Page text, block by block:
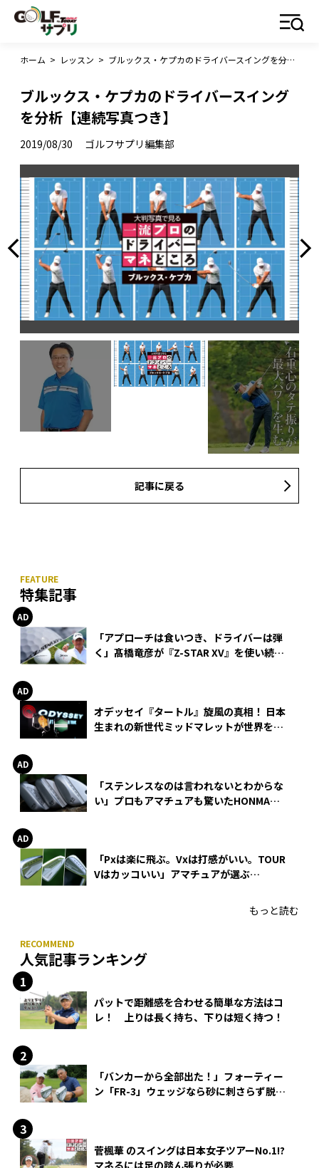
ホーム > レッスン > ブルックス・ケプカのドライバースイングを分析【連続写真つき】
ブルックス・ケプカのドライバースイング
を分析【連続写真つき】
2019/08/30 ゴルフサプリ編集部
記事に戻る
特集記事
「アプローチは食いつき、ドライバーは弾
く」髙橋竜彦が『Z-STAR XV』を使い続け
オデッセイ『タートル』旋風の真相！ 日本
生まれの新世代ミッドマレットが世界を席
「ステンレスなのは言われないとわからな
い」プロもアマチュアも驚いたHONMA
「Pxは楽に飛ぶ。Vxは打感がいい。TOUR
Vはカッコいい」アマチュアが選ぶ
もっと読む
人気記事ランキング
パットで距離感を合わせる簡単な方法はコ
レ！ 上りは長く持ち、下りは短く持つ！
「バンカーから全部出た！」フォーティー
ン「FR-3」ウェッジなら砂に刺さらず脱出
菅楓華 のスイングは日本女子ツアーNo.1!?
マネるには足の踏ん張りが必要